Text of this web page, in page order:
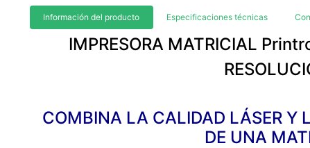
Información del producto Especificaciones técnicas
IMPRESORA MATRICIAL
COMBINA LA CALIDAD LÁSER Y
DE UNA